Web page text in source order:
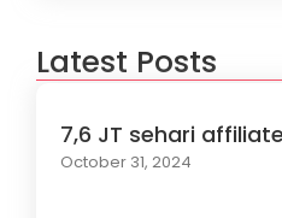
Latest Posts
7,6 JT sehari
October 31, 2024